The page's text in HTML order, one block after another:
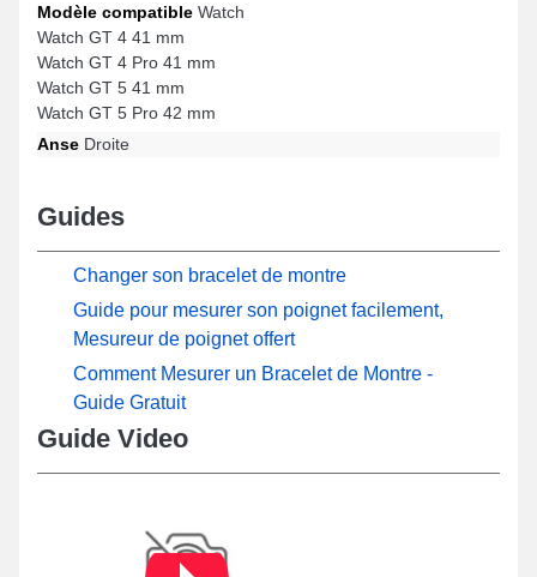
Modèle compatible Watch
Watch GT 4 41 mm
Watch GT 4 Pro 41 mm
Watch GT 5 41 mm
Watch GT 5 Pro 42 mm
Anse Droite
Guides
Changer son bracelet de montre
Guide pour mesurer son poignet facilement,
Mesureur de poignet offert
Comment Mesurer un Bracelet de Montre -
Guide Gratuit
Guide Video